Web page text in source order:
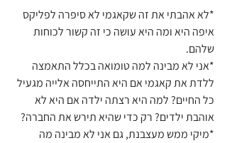
*לא אהבתי את זה שקאגמי לא סיפרה לפליקס
איפה היא ומה היא עושה כי זה קשור לכוחות
שלהם.
*אני לא מבינה למה טומואה בכלל התאמצה
ללדת את קאגמי אם היא התייחסה אלייה מגעיל
כל החיים? למה היא רצתה ילדה אם היא לא
אוהבת ילדים? רק כדי שהיא תירש את החברה?
*מיקי ממש מעצבנת, גם אני לא מבינה מה